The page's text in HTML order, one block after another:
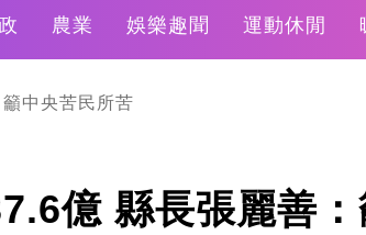
農業 娛樂趣聞 運動休閒
中央苦民所苦
億 縣長張麗善